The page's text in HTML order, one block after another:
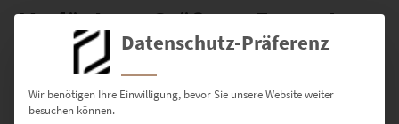
Verfügbare Größen – Formate
mit Durchsetzungskraft
30 × 20 cm– Für kleine Akzente in Technik-affinen
Datenschutz-Präferenz
Wir benötigen Ihre Einwilligung, bevor Sie unsere Website weiter
besuchen können.